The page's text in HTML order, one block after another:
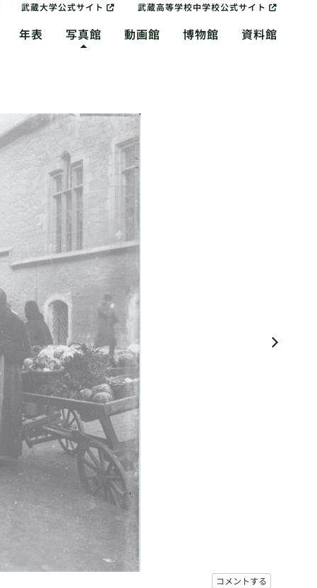
武蔵大学公式サイト 武蔵高等学校中学校公式サイト
年表 写真館 動画館 博物館 資料館
コメントする